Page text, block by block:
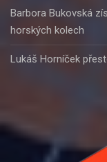
Barbora Bukovská
horských kolech
Lukáš Horníček